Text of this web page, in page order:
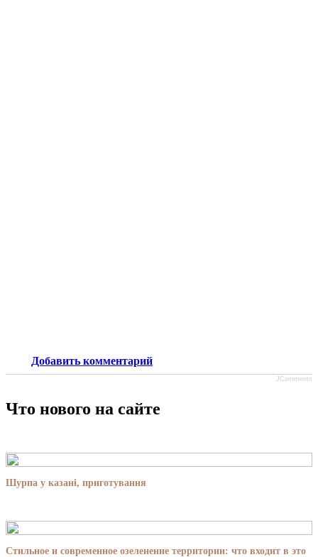
Добавить комментарий
JComments
Что нового на сайте
Шурпа у казані, приготування
Стильное и современное озеленение территории: что входит в это